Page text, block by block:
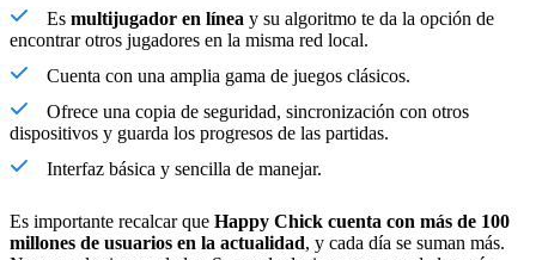
Es multijugador en línea y su algoritmo te da la opción de
encontrar otros jugadores en la misma red local.
Cuenta con una amplia gama de juegos clásicos.
Ofrece una copia de seguridad, sincronización con otros
dispositivos y guarda los progresos de las partidas.
Interfaz básica y sencilla de manejar.
Es importante recalcar que Happy Chick cuenta con más de 100
millones de usuarios en la actualidad, y cada día se suman más.